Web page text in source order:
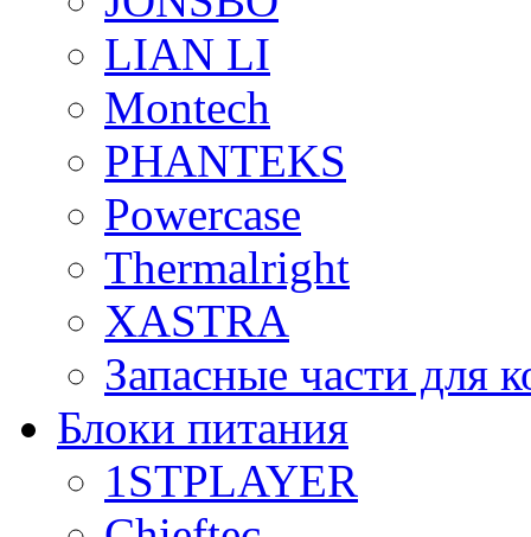
LIAN LI
Montech
PHANTEKS
Powercase
Thermalright
XASTRA
Запасные части для
Блоки питания
1STPLAYER